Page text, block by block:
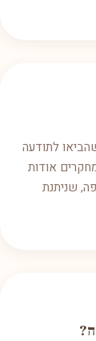
לתודעה
אודות
שניתנת